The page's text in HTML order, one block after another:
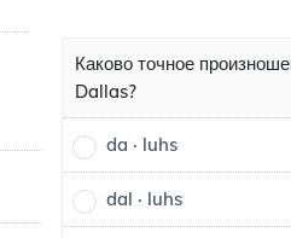
Каково точное
Dallas?
da · luhs
dal · luhs